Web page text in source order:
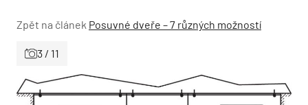
Zpět na článek Posuvné dveře – 7 různých možností
3 / 11